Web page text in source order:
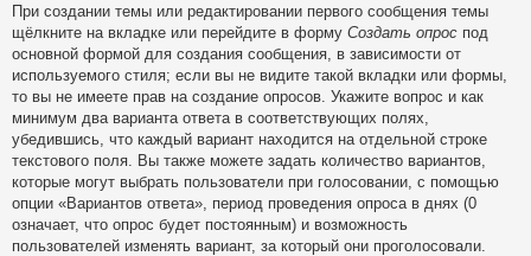
При создании темы или редактировании первого сообщения темы
щёлкните на вкладке или перейдите в форму Создать опрос под
основной формой для создания сообщения, в зависимости от
используемого стиля; если вы не видите такой вкладки или формы,
то вы не имеете прав на создание опросов. Укажите вопрос и как
минимум два варианта ответа в соответствующих полях,
убедившись, что каждый вариант находится на отдельной строке
текстового поля. Вы также можете задать количество вариантов,
которые могут выбрать пользователи при голосовании, с помощью
опции «Вариантов ответа», период проведения опроса в днях (0
означает, что опрос будет постоянным) и возможность
пользователей изменять вариант, за который они проголосовали.